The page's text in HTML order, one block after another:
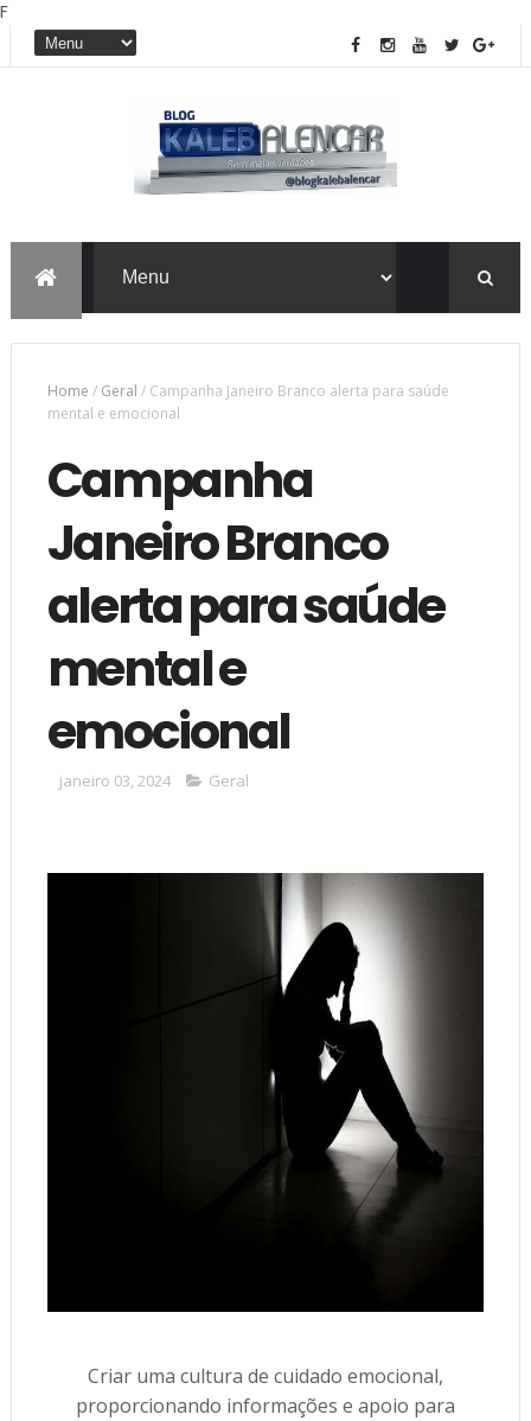
F
Home / Geral / Campanha Janeiro Branco alerta para saúde
mental e emocional
Campanha
Janeiro Branco
alerta para saúde
mental e
emocional
janeiro 03, 2024 Geral
Criar uma cultura de cuidado emocional,
proporcionando informações e apoio para